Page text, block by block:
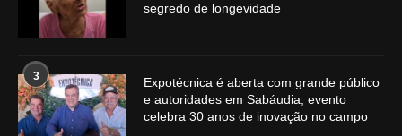
segredo de longevidade
3
Expotécnica é aberta com grande público
e autoridades em Sabáudia; evento
celebra 30 anos de inovação no campo